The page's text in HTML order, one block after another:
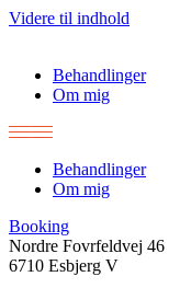
Videre til indhold
Behandlinger
Om mig
Behandlinger
Om mig
Booking
Nordre Fovrfeldvej 46
6710 Esbjerg V